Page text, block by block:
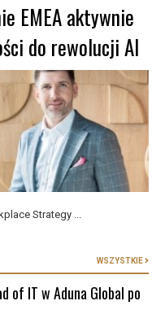
EMEA aktywnie
do rewolucji AI
Strategy ...
WSZYSTKIE
of IT w Aduna Global po